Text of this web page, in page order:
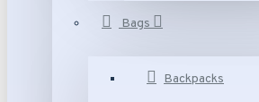
Bags
Backpacks